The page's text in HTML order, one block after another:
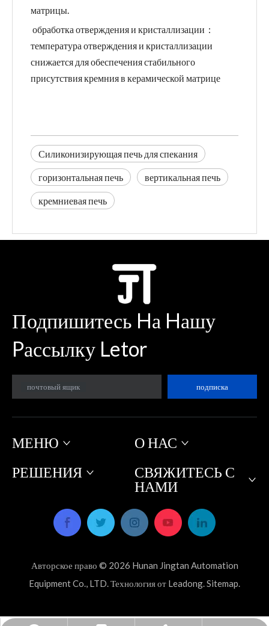
матрицы.
‌ обработка отверждения и кристаллизации ‌ :
температура отверждения и кристаллизации
снижается для обеспечения стабильного
присутствия кремния в керамической матрице ‌
Силиконизирующая печь для спекания
горизонтальная печь вертикальная печь
кремниевая печь
Подпишитесь Hа Hашу
Pассылку Letor
почтовый ящик подписка
МЕНЮ
О НАС
РЕШЕНИЯ
СВЯЖИТЕСЬ С
НАМИ
Авторское право © 2026 Hunan Jingtan Automation
Equipment Co., LTD. Технология от Leadong.Sitemap.